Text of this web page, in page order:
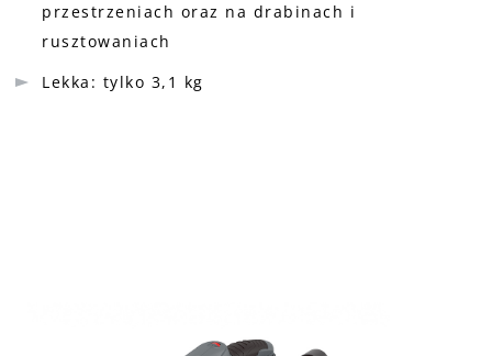
przestrzeniach oraz na drabinach i
rusztowaniach
Lekka: tylko 3,1 kg